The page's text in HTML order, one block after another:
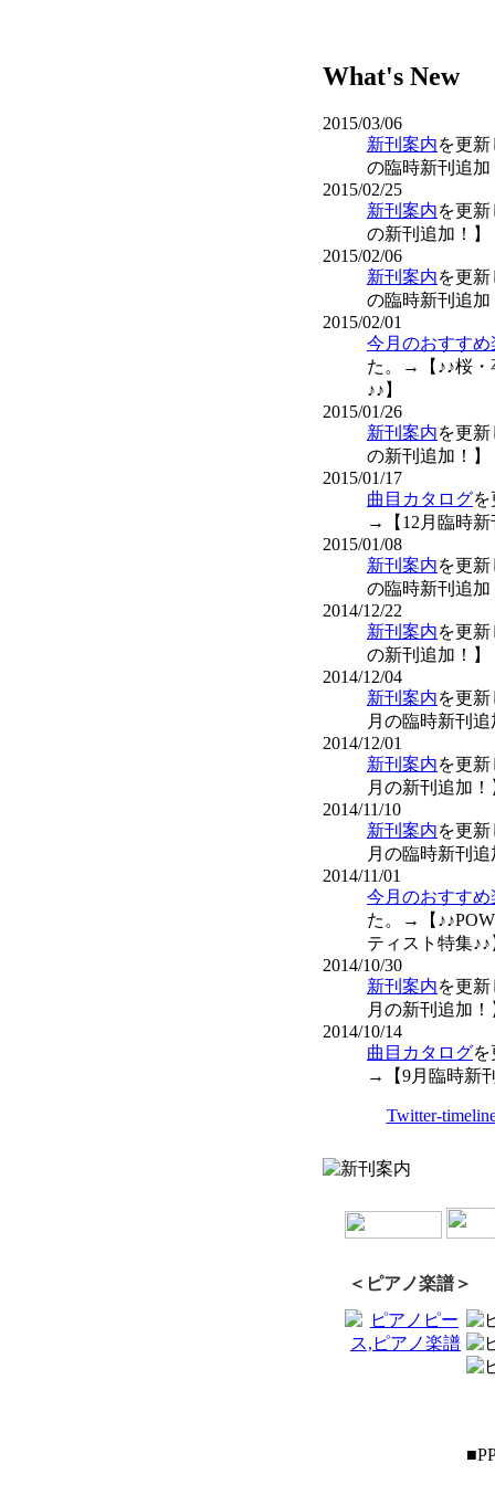
What's New
2015/03/06
新刊案内を更
の臨時新刊追加
2015/02/25
新刊案内を更
の新刊追加！】
2015/02/06
新刊案内を更
の臨時新刊追加
2015/02/01
今月のおすすめ
た。→【♪♪桜・
♪♪】
2015/01/26
新刊案内を更
の新刊追加！】
2015/01/17
曲目カタログを
→【12月臨時新
2015/01/08
新刊案内を更
の臨時新刊追加
2014/12/22
新刊案内を更
の新刊追加！】
2014/12/04
新刊案内を更
月の臨時新刊追
2014/12/01
新刊案内を更
月の新刊追加！
2014/11/10
新刊案内を更
月の臨時新刊追
2014/11/01
今月のおすすめ
た。→【
ティスト特集♪♪
2014/10/30
新刊案内を更
月の新刊追加！
2014/10/14
曲目カタログを
→【9月臨時新
Twitter-
＜ピアノ楽譜＞